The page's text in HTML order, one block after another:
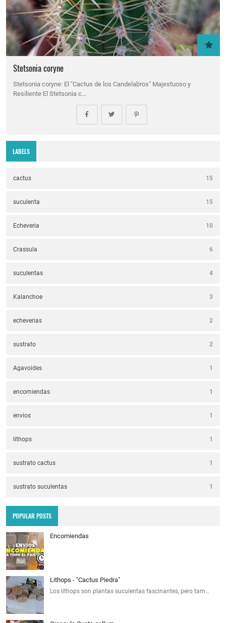
Stetsonia coryne
Stetsonia coryne: El "Cactus de los Candelabros" Majestuoso y
Resiliente El Stetsonia c…
LABELS
cactus 15
suculenta 15
Echeveria 10
Crassula 6
suculentas 4
Kalanchoe 3
echeverias 2
sustrato 2
Agavoides 1
encomiendas 1
envios 1
lithops 1
sustrato cactus 1
sustrato suculentas 1
POPULAR POSTS
Encomiendas
Lithops - "Cactus Piedra"
Los lithops son plantas suculentas fascinantes, pero tam…